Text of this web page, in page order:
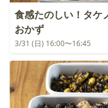
食感たのしい！タケ
おかず
3/31 (日) 16:00〜16:45